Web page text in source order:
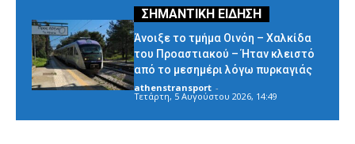
Άνοιξε το τμήμα Οινόη – Χαλκίδα
του Προαστιακού – Ήταν κλειστό
από το μεσημέρι λόγω πυρκαγιάς
athenstransport -
Τετάρτη, 5 Αυγούστου 2026, 14:49